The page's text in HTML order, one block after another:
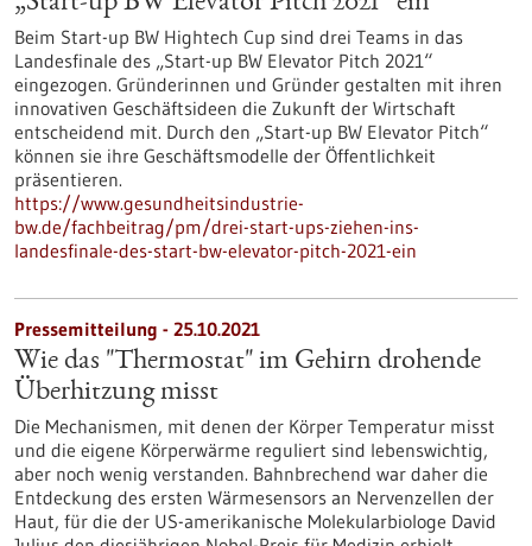
Beim Start-up BW Hightech Cup sind drei Teams in das
Landesfinale des „Start-up BW Elevator Pitch 2021“
eingezogen. Gründerinnen und Gründer gestalten mit ihren
innovativen Geschäftsideen die Zukunft der Wirtschaft
entscheidend mit. Durch den „Start-up BW Elevator Pitch“
können sie ihre Geschäftsmodelle der Öffentlichkeit
präsentieren.
https://www.gesundheitsindustrie-
bw.de/fachbeitrag/pm/drei-start-ups-ziehen-ins-
landesfinale-des-start-bw-elevator-pitch-2021-ein
Pressemitteilung - 25.10.2021
Wie das "Thermostat" im Gehirn drohende
Überhitzung misst
Die Mechanismen, mit denen der Körper Temperatur misst
und die eigene Körperwärme reguliert sind lebenswichtig,
aber noch wenig verstanden. Bahnbrechend war daher die
Entdeckung des ersten Wärmesensors an Nervenzellen der
Haut, für die der US-amerikanische Molekularbiologe David